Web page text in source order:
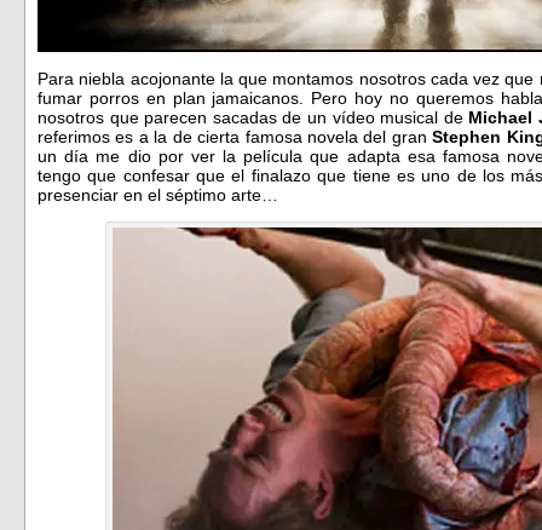
Para niebla acojonante la que montamos nosotros cada vez
fumar porros en plan jamaicanos. Pero hoy no queremos
nosotros que parecen sacadas de un vídeo musical de Michael
referimos es a la de cierta famosa novela del granStephen
un día me dio por ver la película que adapta esa famosa
tengo que confesar que el finalazo que tiene es uno de los
presenciar en el séptimo arte…